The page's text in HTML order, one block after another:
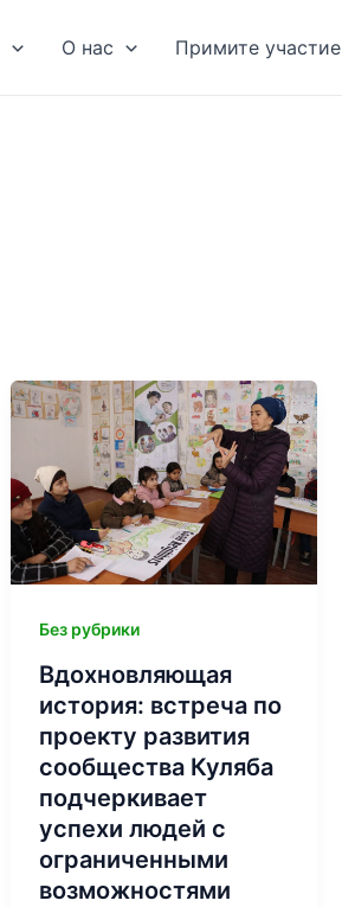
О нас Примите участие
Без рубрики
Вдохновляющая
история: встреча по
проекту развития
сообщества Куляба
подчеркивает
успехи людей с
ограниченными
возможностями